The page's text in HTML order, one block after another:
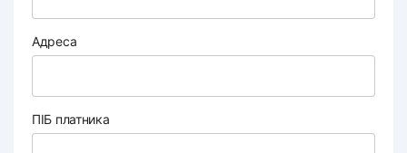
Адреса
ПІБ платника